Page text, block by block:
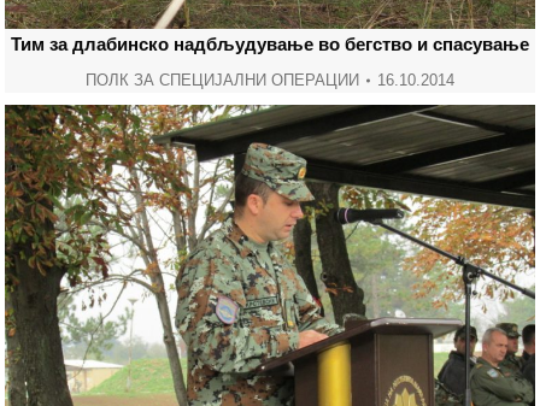
Тим за длабинско надбљудување во бегство и спасување
ПОЛК ЗА СПЕЦИЈАЛНИ ОПЕРАЦИИ 16.10.2014